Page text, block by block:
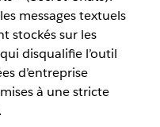
messages textuels
stockés sur les
disqualifie l’outil
d’entreprise
à une stricte